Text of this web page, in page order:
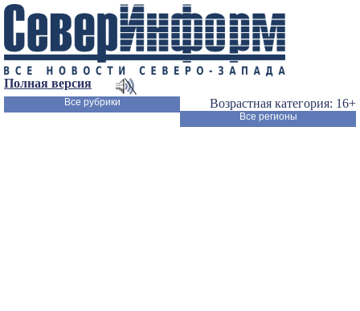
Полная версия
Возрастная категория: 16+
Все рубрики
Все регионы